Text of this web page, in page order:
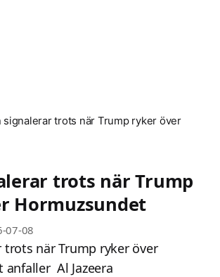
signalerar trots när Trump ryker över
trots när Trump
Hormuzsundet
07-08
trots när Trump ryker över
anfaller Al Jazeera